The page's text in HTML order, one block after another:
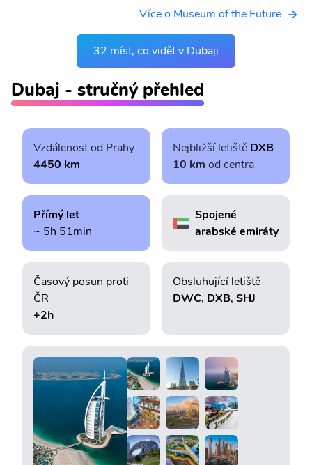
Více o Museum of the Future
32 míst, co vidět v Dubaji
Dubaj - stručný přehled
Vzdálenost od Prahy
4450 km
Nejbližší letiště DXB
10 km od centra
Přímý let
~ 5h 51min
Spojené
arabské emiráty
Časový posun proti
ČR
+2h
Obsluhující letiště
DWC, DXB, SHJ